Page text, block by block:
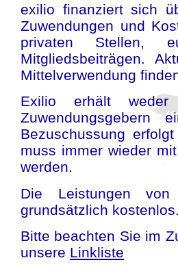
exilio finanziert sich
Zuwendungen und
privaten Stellen,
Mitgliedsbeiträgen.
Mittelverwendung
Exilio erhält
Zuwendungsgebern
Bezuschussung
muss immer wieder
werden.
Die Leistungen
grundsätzlich kostenlos.
Bitte beachten Sie im
unsere Linkliste